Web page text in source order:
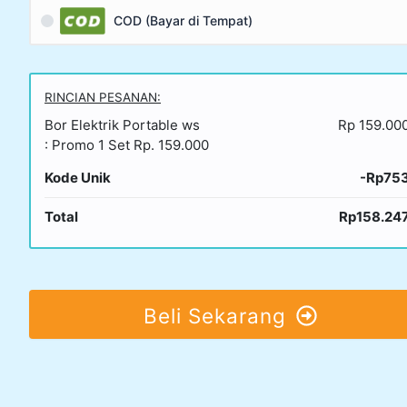
COD (Bayar di Tempat)
RINCIAN PESANAN:
Bor Elektrik Portable ws
: Promo 1 Set Rp. 159.000
Rp
Kode Unik -
Total
Beli Sekarang